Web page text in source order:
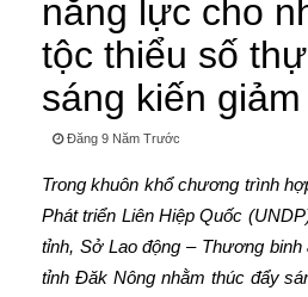
năng lực cho
tộc thiểu số
sáng kiến
Đăng 9 Năm Trước
Trong khuôn khổ chương trình
Phát triển Liên Hiệp Quốc
tỉnh, Sở Lao động – Thương
tỉnh Đăk Nông nhằm thúc đẩy